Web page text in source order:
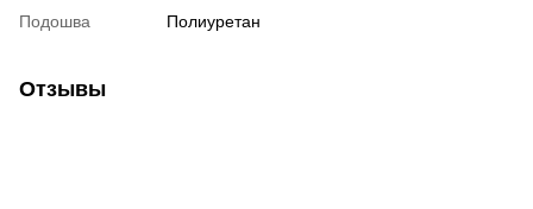
Подошва
Полиуретан
Отзывы